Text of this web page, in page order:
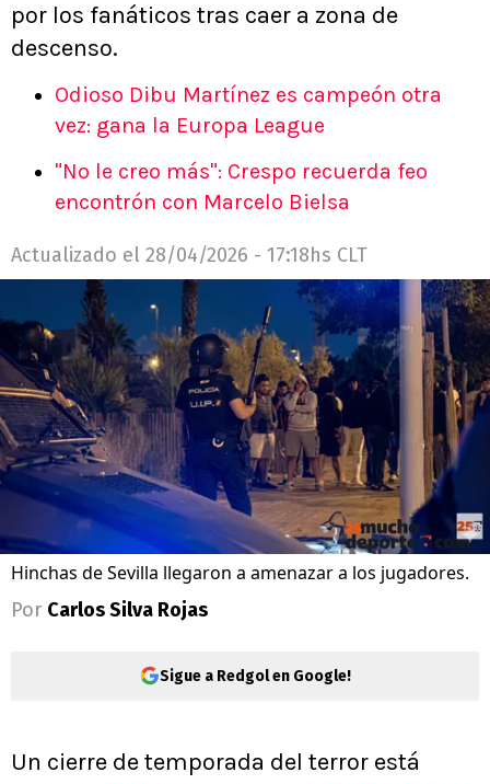
por los fanáticos tras caer a zona de
descenso.
Odioso Dibu Martínez es campeón otra
vez: gana la Europa League
"No le creo más": Crespo recuerda feo
encontrón con Marcelo Bielsa
Actualizado el 28/04/2026 - 17:18hs CLT
Hinchas de Sevilla llegaron a amenazar a los jugadores.
Por Carlos Silva Rojas
Sigue a Redgol en Google!
Un cierre de temporada del terror está